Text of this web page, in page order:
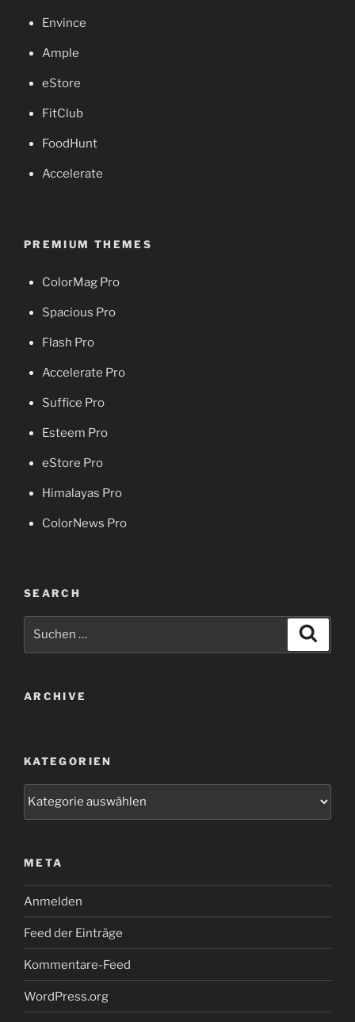
Envince
Ample
eStore
FitClub
FoodHunt
Accelerate
PREMIUM THEMES
ColorMag Pro
Spacious Pro
Flash Pro
Accelerate Pro
Suffice Pro
Esteem Pro
eStore Pro
Himalayas Pro
ColorNews Pro
SEARCH
ARCHIVE
KATEGORIEN
META
Anmelden
Feed der Einträge
Kommentare-Feed
WordPress.org